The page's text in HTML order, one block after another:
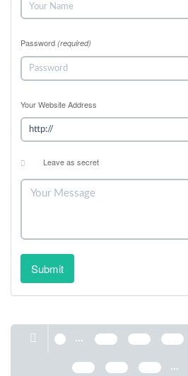
Password (required)
Your Website Address
Leave as secret
Submit
1 ... 237 238 239
243
244 245 ...